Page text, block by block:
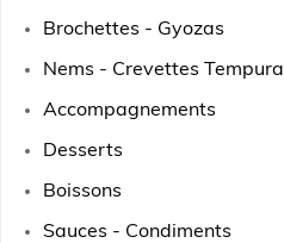
Brochettes - Gyozas
Nems - Crevettes Tempura
Accompagnements
Desserts
Boissons
Sauces - Condiments